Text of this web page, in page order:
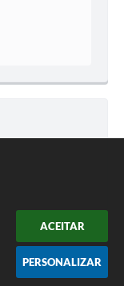
ACEITAR
PERSONALIZAR